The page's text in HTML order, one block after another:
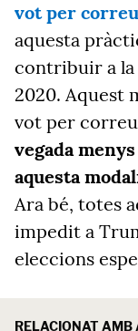
votper correu
aquesta
contribuir a la
2020. Aquest
vot per correu
vegada
aquesta
Ara bé, totes
impedit a
eleccions
RELACIONAT AMB